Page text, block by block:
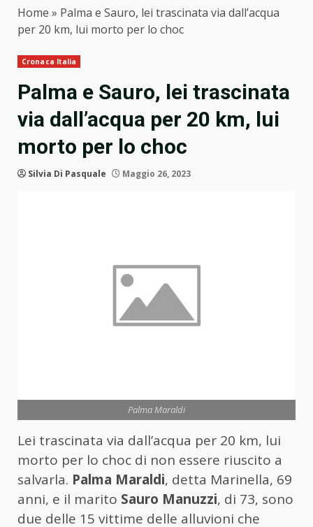
Home » Palma e Sauro, lei trascinata via dall’acqua
per 20 km, lui morto per lo choc
Cronaca Italia
Palma e Sauro, lei trascinata
via dall’acqua per 20 km, lui
morto per lo choc
Silvia Di Pasquale Maggio 26, 2023
Palma Maraldi
Lei trascinata via dall’acqua per 20 km, lui
morto per lo choc di non essere riuscito a
salvarla. Palma Maraldi, detta Marinella, 69
anni, e il marito Sauro Manuzzi, di 73, sono
due delle 15 vittime delle alluvioni che